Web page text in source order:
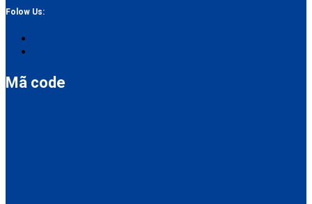
Folow Us:
Mã code